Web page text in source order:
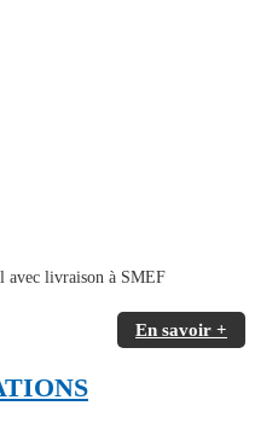
avec livraison à SMEF
En savoir +